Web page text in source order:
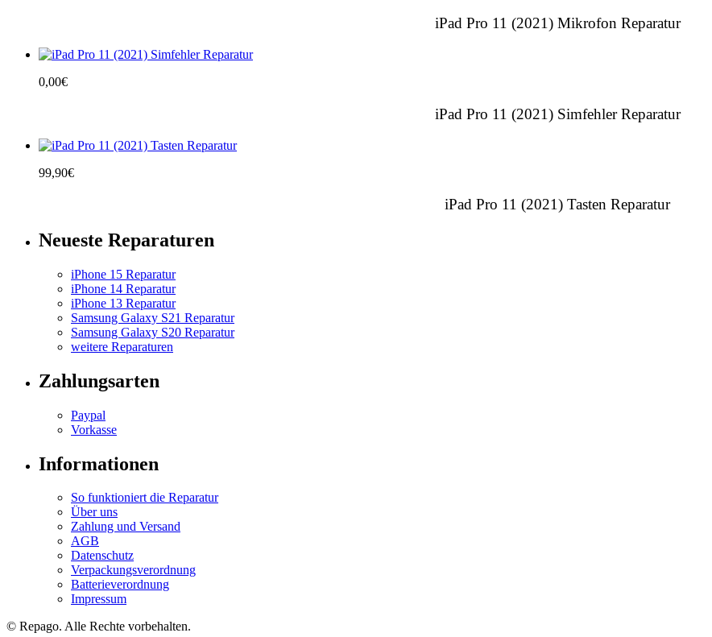
iPad Pro 11 (2021) Mikrofon Reparatur
0,00€
iPad Pro 11 (2021) Simfehler Reparatur
99,90€
iPad Pro 11 (2021) Tasten Reparatur
Neueste Reparaturen
iPhone 15 Reparatur
iPhone 14 Reparatur
iPhone 13 Reparatur
Samsung Galaxy S21 Reparatur
Samsung Galaxy S20 Reparatur
weitere Reparaturen
Zahlungsarten
Paypal
Vorkasse
Informationen
So funktioniert die Reparatur
Über uns
Zahlung und Versand
AGB
Datenschutz
Verpackungsverordnung
Batterieverordnung
Impressum
© Repago. Alle Rechte vorbehalten.